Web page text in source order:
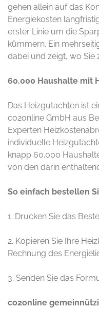
gehen allein auf das
Energiekosten
erster Linie um die
kümmern. Ein
dabei und zeigt, wo Sie
60.000 Haushalte mit
Das Heizgutachten ist
co2online GmbH aus
Experten
individuelle
knapp 60.000
von den darin
So einfach bestellen
1. Drucken Sie das
2. Kopieren Sie Ihre
Rechnung des
3. Senden Sie das
co2online